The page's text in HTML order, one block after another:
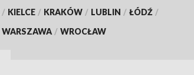
/ KIELCE / KRAKÓW / LUBLIN / ŁÓDŹ /
WARSZAWA / WROCŁAW